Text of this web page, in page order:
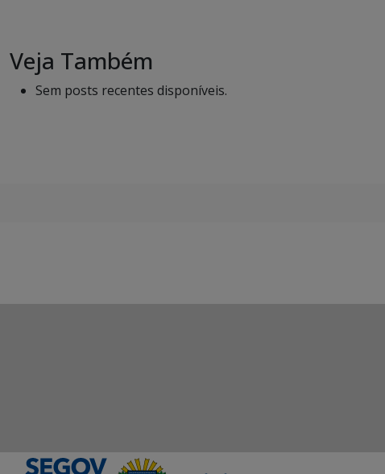
Veja Também
Sem posts recentes disponíveis.